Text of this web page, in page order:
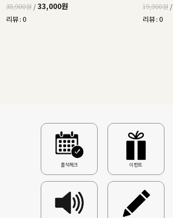
38,900원 / 33,000원
리뷰 : 0
19,900원 /
리뷰 : 0
출석체크 이벤트